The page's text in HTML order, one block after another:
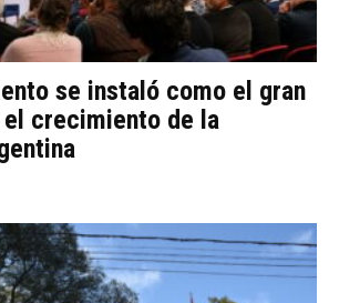
se instaló como el gran
crecimiento de la